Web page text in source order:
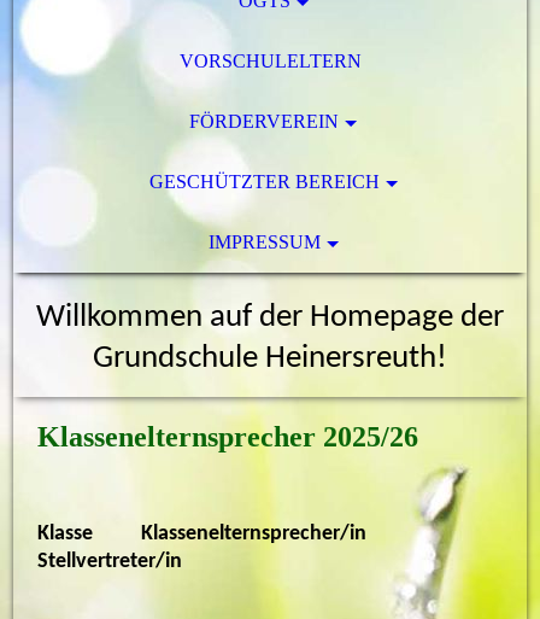
VORSCHULELTERN
FÖRDERVEREIN
GESCHÜTZTER BEREICH
IMPRESSUM
Willkommen auf der Homepage der
Grundschule Heinersreuth!
Klassenelternsprecher 2025/26
Klasse Klassenelternsprecher/in
Stellvertreter/in